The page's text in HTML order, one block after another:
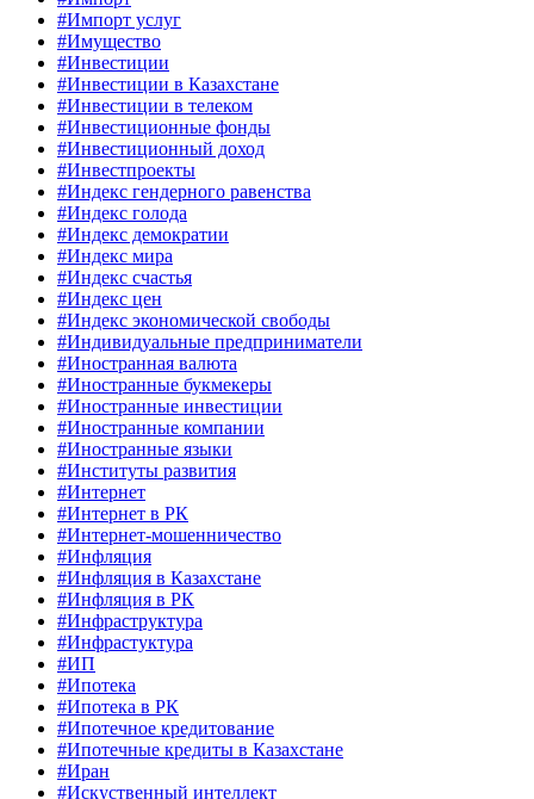
#Импорт услуг
#Имущество
#Инвестиции
#Инвестиции в Казахстане
#Инвестиции в телеком
#Инвестиционные фонды
#Инвестиционный доход
#Инвестпроекты
#Индекс гендерного равенства
#Индекс голода
#Индекс демократии
#Индекс мира
#Индекс счастья
#Индекс цен
#Индекс экономической свободы
#Индивидуальные предприниматели
#Иностранная валюта
#Иностранные букмекеры
#Иностранные инвестиции
#Иностранные компании
#Иностранные языки
#Институты развития
#Интернет
#Интернет в РК
#Интернет-мошенничество
#Инфляция
#Инфляция в Казахстане
#Инфляция в РК
#Инфраструктура
#Инфрастуктура
#ИП
#Ипотека
#Ипотека в РК
#Ипотечное кредитование
#Ипотечные кредиты в Казахстане
#Иран
#Искуственный интеллект